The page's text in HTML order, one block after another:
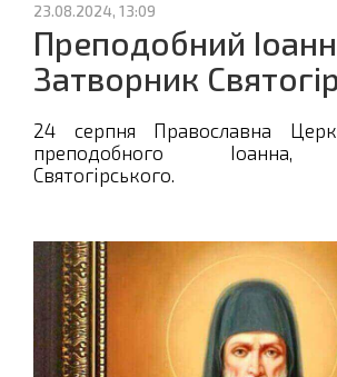
23.08.2024, 13:09
Преподобний Іоанн
Затворник
24 серпня Православна
преподобного Iоанна,
Святогірського.